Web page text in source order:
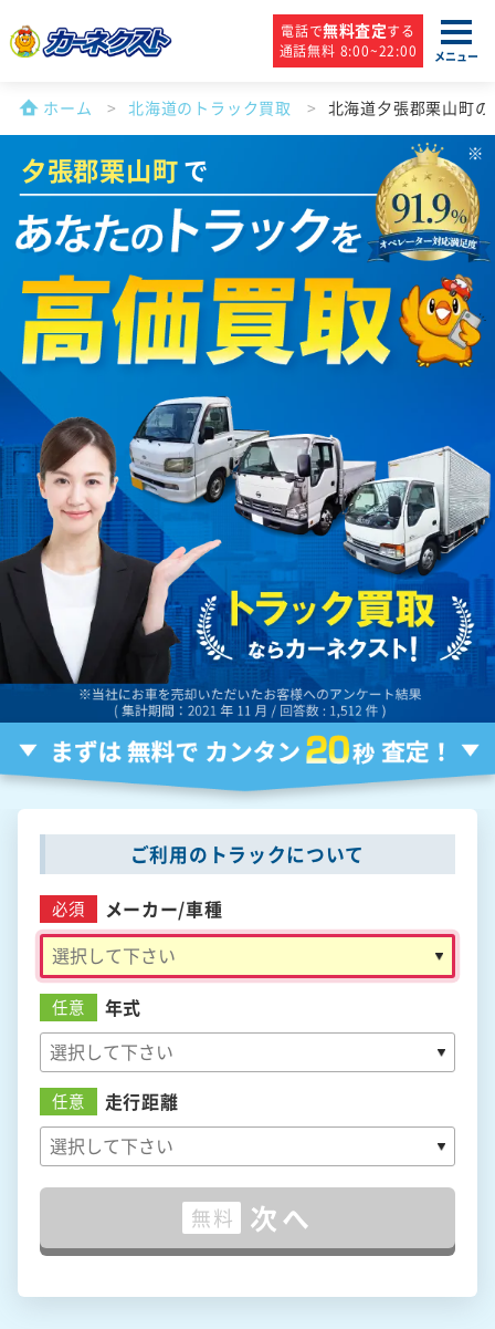
電話で無料査定する
通話無料 8:00~22:00
メニュー
ホーム 北海道のトラック買取 北海道夕張郡栗山町
夕張郡栗山町で
ご利用のトラックについて
必須 メーカー/車種
任意 年式
任意 走行距離
無料 次へ